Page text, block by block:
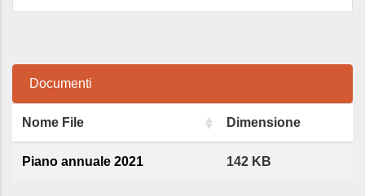
Documenti
Nome File Dimensione
Piano annuale 2021 142 KB